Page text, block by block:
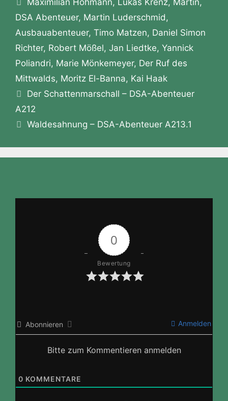
o
k
g
er
p
n
W
is
h
Li
st
DSA Abenteuer, Martin Luderschmid ,
Ausbauabenteuer, Timo Matzen, Daniel Simon
Richter, Robert Mößel, Jan Liedtke, Yannick
Poliandri, Marie Mönkemeyer, Der Ruf des
Mittwalds, Moritz El-Banna, Kai Haak
Der Schattenmarschall – DSA-Abenteuer
A212
Waldesahnung – DSA-Abenteuer A213.1
0
Bewertung
Abonnieren Anmelden
Bitte zum Kommentieren anmelden
0 KOMMENTARE